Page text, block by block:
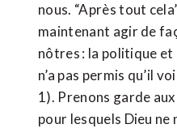
nous. “Après tout
maintenant agir de
nôtres : la politique et
n’a pas permis qu’il
1). Prenons garde
pour lesquels Dieu ne